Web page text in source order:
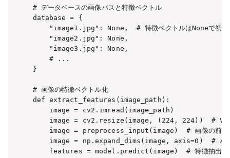
# データベースの画像パスと特徴ベクトル
database = {
"image1.jpg": None,  # 特徴ベクトルはNoneで初期
    "image2.jpg": None,
    "image3.jpg": None,
    # ...
}
# 画像の特徴ベクトル化
def extract_features(image_path):
    image = cv2.imread(image_path)
image = cv2.resize(image, (224, 224))  #
image = preprocess_input(image)  # 画像の前処
image = np.expand_dims(image, axis=0)  # バッ
    features = model.predict(image)  # 特徴抽出